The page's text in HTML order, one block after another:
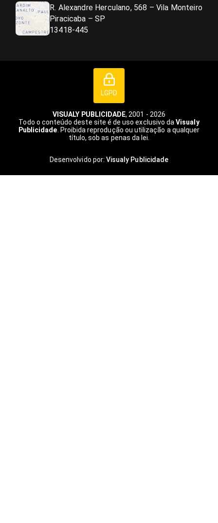
R. Alexandre Herculano, 568 – Vila Monteiro
Piracicaba – SP
13418-445
LGPD
VISUALY PUBLICIDADE, 2001 - 2026
Todo o conteúdo deste site é de uso exclusivo daVisualy
Publicidade. Proibida reprodução ou utilização a qualquer
título, sob as penas da lei.
Desenvolvido por: Visualy Publicidade